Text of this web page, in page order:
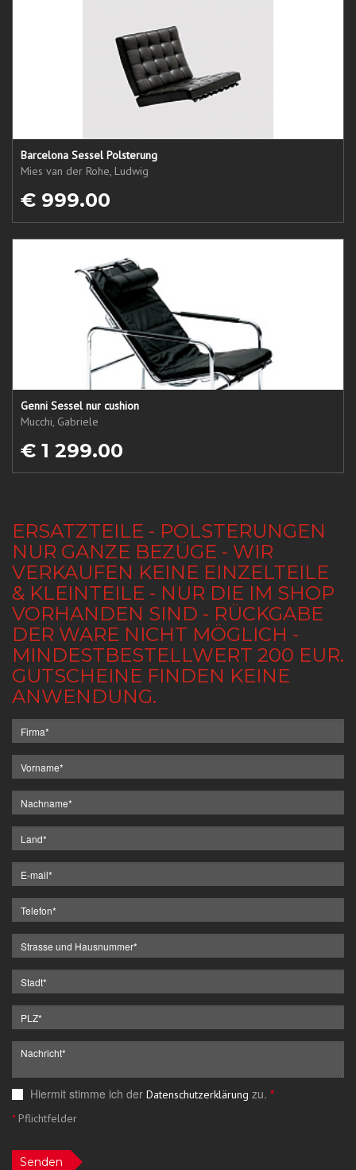
Barcelona Sessel Polsterung
Mies van der Rohe, Ludwig
€ 999.00
Genni Sessel nur cushion
Mucchi, Gabriele
€ 1 299.00
ERSATZTEILE - POLSTERUNGEN
NUR GANZE BEZÜGE - WIR
VERKAUFEN KEINE EINZELTEILE
& KLEINTEILE - NUR DIE IM SHOP
VORHANDEN SIND - RÜCKGABE
DER WARE NICHT MÖGLICH -
MINDESTBESTELLWERT 200 EUR.
GUTSCHEINE FINDEN KEINE
ANWENDUNG.
Hiermit stimme ich der Datenschutzerklärung zu. *
*Pflichtfelder
Senden